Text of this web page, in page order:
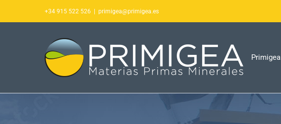
al
+34 915 522 526 | primigea@primigea.es
Primigea